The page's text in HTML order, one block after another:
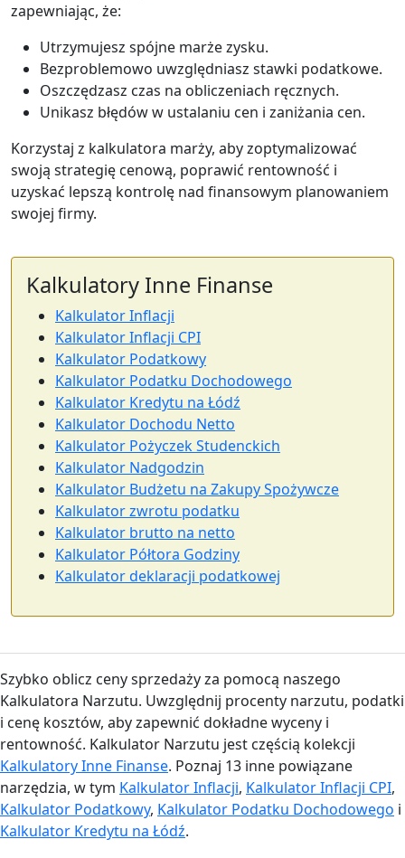
zapewniając, że:
Utrzymujesz spójne marże zysku.
Bezproblemowo uwzględniasz stawki podatkowe.
Oszczędzasz czas na obliczeniach ręcznych.
Unikasz błędów w ustalaniu cen i zaniżania cen.
Korzystaj z kalkulatora marży, aby zoptymalizować
swoją strategię cenową, poprawić rentowność i
uzyskać lepszą kontrolę nad finansowym planowaniem
swojej firmy.
Kalkulatory Inne Finanse
Kalkulator Inflacji
Kalkulator Inflacji CPI
Kalkulator Podatkowy
Kalkulator Podatku Dochodowego
Kalkulator Kredytu na Łódź
Kalkulator Dochodu Netto
Kalkulator Pożyczek Studenckich
Kalkulator Nadgodzin
Kalkulator Budżetu na Zakupy Spożywcze
Kalkulator zwrotu podatku
Kalkulator brutto na netto
Kalkulator Półtora Godziny
Kalkulator deklaracji podatkowej
Szybko oblicz ceny sprzedaży za pomocą naszego
Kalkulatora Narzutu. Uwzględnij procenty narzutu, podatki
i cenę kosztów, aby zapewnić dokładne wyceny i
rentowność. Kalkulator Narzutu jest częścią kolekcji
Kalkulatory Inne Finanse. Poznaj 13 inne powiązane
narzędzia, w tym Kalkulator Inflacji, Kalkulator Inflacji CPI,
Kalkulator Podatkowy, Kalkulator Podatku Dochodowego i
Kalkulator Kredytu na Łódź.